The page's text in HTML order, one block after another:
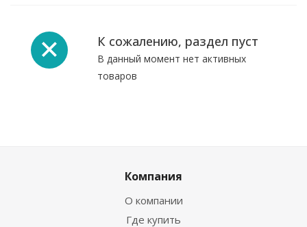
К сожалению, раздел пуст
В данный момент нет активных
товаров
Компания
О компании
Где купить